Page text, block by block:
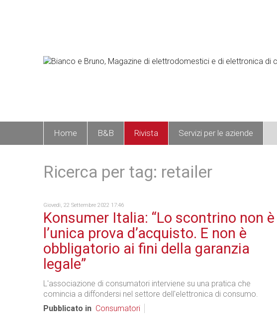
Home B&B Rivista Servizi per le aziende
Ricerca per tag: retailer
Giovedì, 22 Settembre 2022 17:46
Konsumer Italia: “Lo scontrino non è
l’unica prova d’acquisto. E non è
obbligatorio ai fini della garanzia
legale”
L'associazione di consumatori interviene su una pratica che
comincia a diffondersi nel settore dell'elettronica di consumo.
Pubblicato in Consumatori